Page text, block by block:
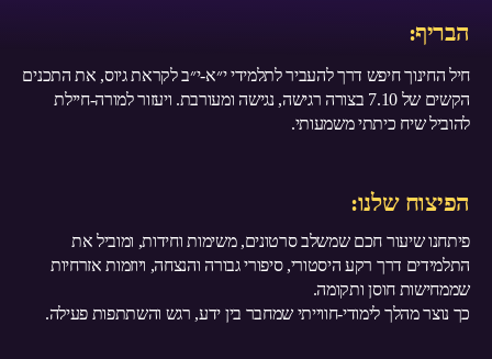
הבריף:
חיל החינוך חיפש דרך להעביר לתלמידי י״א-י״ב לקראת גיוס, את התכנים
הקשים של 7.10 בצורה רגישה, נגישה ומעורבת. ויעזור למורה-חיילת
להוביל שיח כיתתי משמעותי.
הפיצוח שלנו:
פיתחנו שיעור חכם שמשלב סרטונים, משימות וחידות, ומוביל את
התלמידים דרך רקע היסטורי, סיפורי גבורה והנצחה, ויוזמות אזרחיות
שממחישות חוסן ותקומה.
כך נוצר מהלך לימודי-חווייתי שמחבר בין ידע, רגש והשתתפות פעילה.